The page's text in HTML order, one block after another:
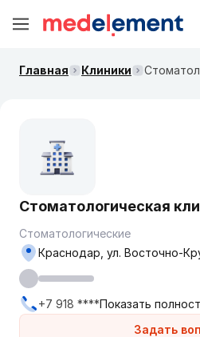
Главная Клиники
Стоматологическая
Стоматологические
Задать
Краснодар, ул. Восточно-
+7 918 ****Показать